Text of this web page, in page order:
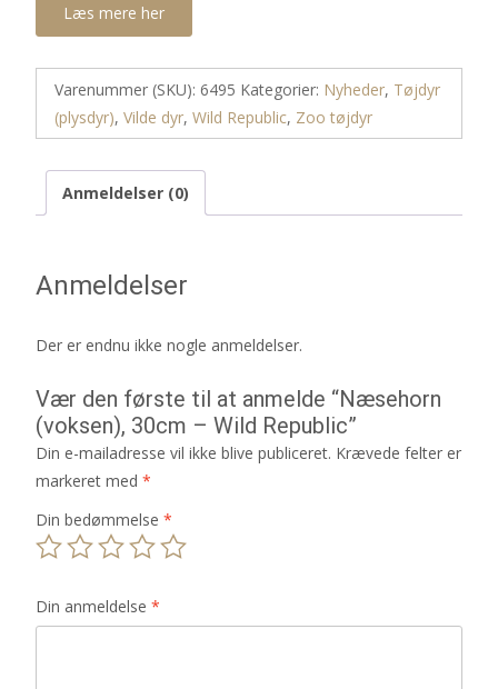
Læs mere her
Varenummer (SKU): 6495 Kategorier: Nyheder, Tøjdyr
(plysdyr), Vilde dyr, Wild Republic, Zoo tøjdyr
Anmeldelser (0)
Anmeldelser
Der er endnu ikke nogle anmeldelser.
Vær den første til at anmelde “Næsehorn
(voksen), 30cm – Wild Republic”
Din e-mailadresse vil ikke blive publiceret. Krævede felter er
markeret med *
Din bedømmelse *
Din anmeldelse *